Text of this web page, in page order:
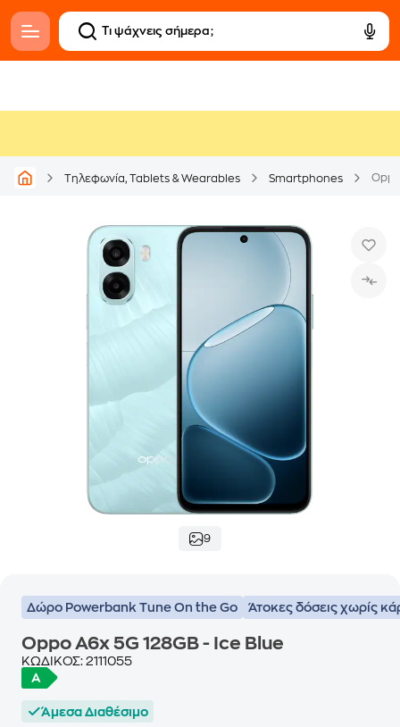
Τηλεφωνία, Tablets & Wearables Smartphones
9
Δώρο Powerbank Tune On the Go Άτοκες δόσεις χωρίς
Oppo A6x 5G 128GB - Ice Blue
ΚΩΔΙΚΟΣ: 2111055
Άμεσα Διαθέσιμο